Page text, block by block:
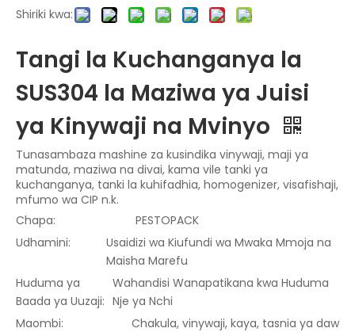
Shiriki kwa:
Tangi la Kuchanganya la
SUS304 la Maziwa ya Juisi
ya Kinywaji na Mvinyo
Tunasambaza mashine za kusindika vinywaji, maji ya
matunda, maziwa na divai, kama vile tanki ya
kuchanganya, tanki la kuhifadhia, homogenizer, visafishaji,
mfumo wa CIP n.k.
Chapa:
PESTOPACK
Udhamini:
Usaidizi wa Kiufundi wa Mwaka Mmoja na
Maisha Marefu
Huduma ya
Baada ya Uuzaji:
Wahandisi Wanapatikana kwa Huduma
Nje ya Nchi
Maombi:
Chakula, vinywaji, kaya, tasnia ya daw